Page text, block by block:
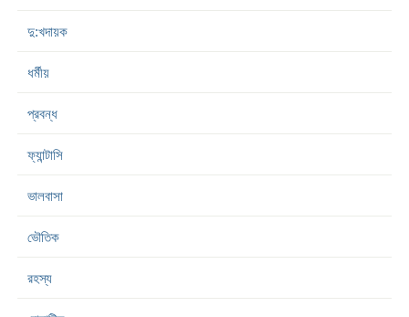
দু:খদায়ক
ধর্মীয়
প্রবন্ধ
ফ্যান্টাসি
ভালবাসা
ভৌতিক
রহস্য